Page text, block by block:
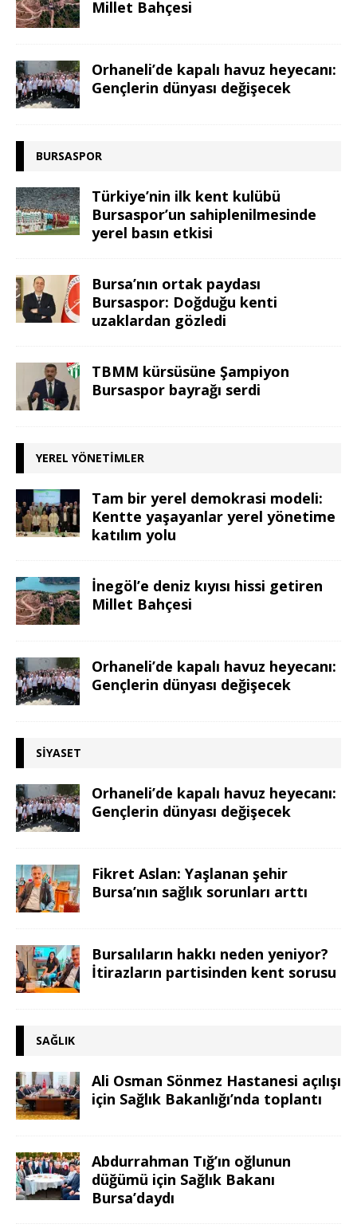
Millet Bahçesi
Orhaneli’de kapalı havuz heyecanı:
Gençlerin dünyası değişecek
BURSASPOR
Türkiye’nin ilk kent kulübü
Bursaspor’un sahiplenilmesinde
yerel basın etkisi
Bursa’nın ortak paydası
Bursaspor: Doğduğu kenti
uzaklardan gözledi
TBMM kürsüsüne Şampiyon
Bursaspor bayrağı serdi
YEREL YÖNETIMLER
Tam bir yerel demokrasi modeli:
Kentte yaşayanlar yerel yönetime
katılım yolu
İnegöl’e deniz kıyısı hissi getiren
Millet Bahçesi
Orhaneli’de kapalı havuz heyecanı:
Gençlerin dünyası değişecek
SIYASET
Orhaneli’de kapalı havuz heyecanı:
Gençlerin dünyası değişecek
Fikret Aslan: Yaşlanan şehir
Bursa’nın sağlık sorunları arttı
Bursalıların hakkı neden yeniyor?
İtirazların partisinden kent sorusu
SAĞLIK
Ali Osman Sönmez Hastanesi açılışı
için Sağlık Bakanlığı’nda toplantı
Abdurrahman Tığ’ın oğlunun
düğümü için Sağlık Bakanı
Bursa’daydı